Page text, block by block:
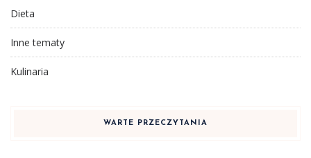
Dieta
Inne tematy
Kulinaria
WARTE PRZECZYTANIA